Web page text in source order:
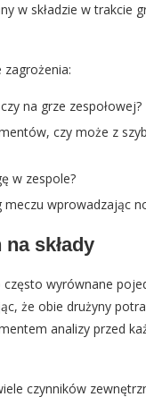
w składzie w trakcie
na grze zespołowej?
czy może z
w zespole?
wprowadzając
składy
wyrównane
że obie drużyny
analizy przed
czynników